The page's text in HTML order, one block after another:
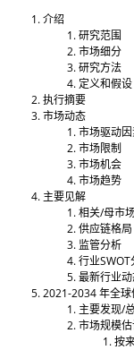
介绍
研究范围
市场细分
研究方法
定义和假设
执行摘要
市场动态
市场驱动
市场限制
市场机会
市场趋势
主要见解
相关/母市
供应链格局
监管分析
行业SWOT
最新行业
2021-2034 年全球
主要发现/
市场规模
按